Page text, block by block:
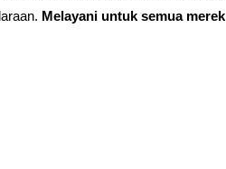
Melayani untuk semua merek